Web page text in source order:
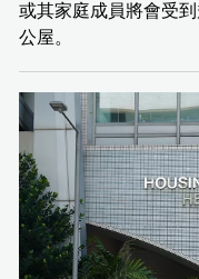
或其家庭成員將會受
公屋。